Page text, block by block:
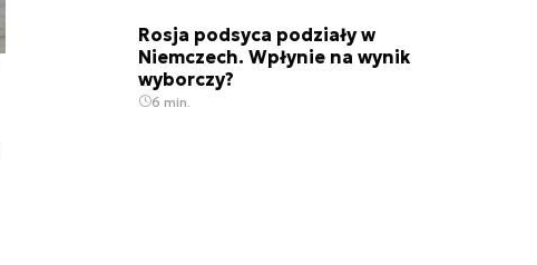
Rosja podsyca podziały w
Niemczech. Wpłynie na wynik
wyborczy?
6 min.